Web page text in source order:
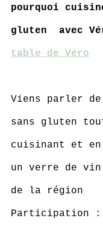
pourquoi
gluten  avec
table de Véro
Viens parler
sans gluten
cuisinant et en
un verre de
de la région
Participation